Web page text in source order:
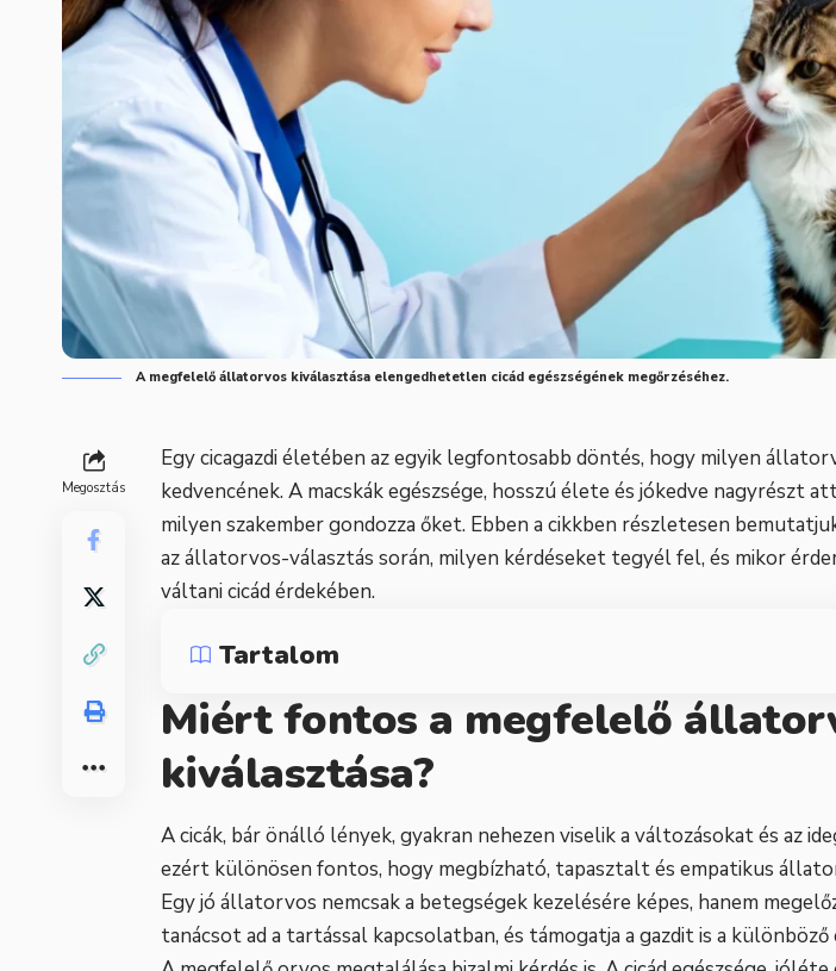
A megfelelő állatorvos kiválasztása elengedhetetlen cicád egészségének megőrzéséhez.
Megosztás
Egy cicagazdi életében az egyik legfontosabb döntés, hogy milyen
kedvencének. A macskák egészsége, hosszú élete és jókedve nagyrészt
milyen szakember gondozza őket. Ebben a cikkben részletesen
az állatorvos-választás során, milyen kérdéseket tegyél fel, és mikor
váltani cicád érdekében.
Tartalom
Miért fontos a megfelelő
kiválasztása?
A cicák, bár önálló lények, gyakran nehezen viselik a változásokat és az
ezért különösen fontos, hogy megbízható, tapasztalt és empatikus
Egy jó állatorvos nemcsak a betegségek kezelésére képes, hanem
tanácsot ad a tartással kapcsolatban, és támogatja a gazdit is a